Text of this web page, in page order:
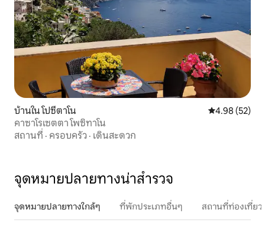
บ้านใน โปซีตาโน คะแนนเฉลี่ย
4.98 (52)
คาซาโรเซตตา โพซิทาโน
สถานที่ · ครอบครัว · เดินสะดวก
จุดหมายปลายทางน่าสำรวจ
จุดหมายปลายทางใกล้ๆ ที่พักประเภทอื่นๆ สถานที่ท่องเที่ย